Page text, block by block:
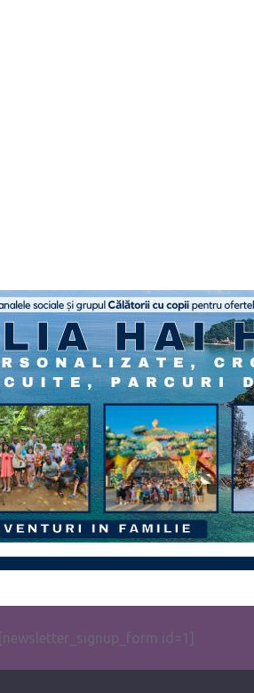
[newsletter_signup_form id=1]